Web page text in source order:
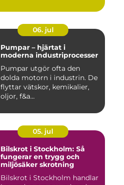
06. jul
Pumpar – hjärtat i
moderna industriprocesser
Pumpar utgör ofta den
dolda motorn i industrin. De
flyttar vätskor, kemikalier,
oljor, f&a...
05. jul
Bilskrot i Stockholm: Så
fungerar en trygg och
miljösäker skrotning
Bilskrot i Stockholm handlar